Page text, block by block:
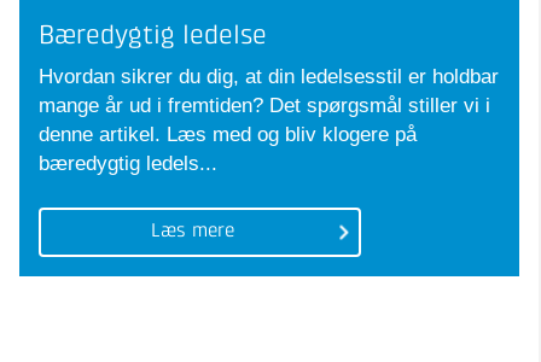
Bæredygtig ledelse
Hvordan sikrer du dig, at din ledelsesstil er holdbar
mange år ud i fremtiden? Det spørgsmål stiller vi i
denne artikel. Læs med og bliv klogere på
bæredygtig ledels...
Læs mere